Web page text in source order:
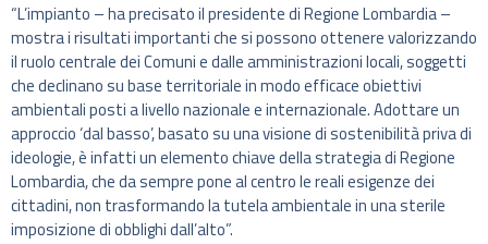
“L’impianto – ha precisato il presidente di Regione Lombardia –
mostra i risultati importanti che si possono ottenere valorizzando
il ruolo centrale dei Comuni e dalle amministrazioni locali, soggetti
che declinano su base territoriale in modo efficace obiettivi
ambientali posti a livello nazionale e internazionale. Adottare un
approccio ‘dal basso’, basato su una visione di sostenibilità priva di
ideologie, è infatti un elemento chiave della strategia di Regione
Lombardia, che da sempre pone al centro le reali esigenze dei
cittadini, non trasformando la tutela ambientale in una sterile
imposizione di obblighi dall’alto”.